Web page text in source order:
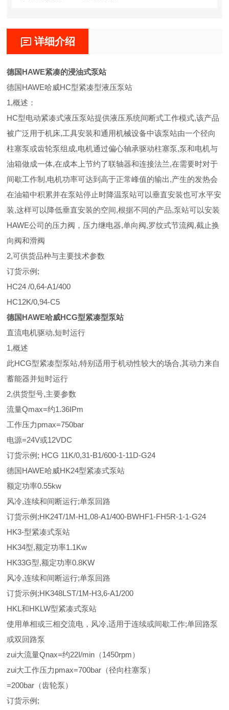
详细介绍
德国HAWE紧凑的浸油式泵站
德国HAWE哈威HC型紧凑型液压泵站
1,概述：
HC型电动紧凑式液压泵站提供液压系统间断式工作模式,该产品
被广泛用于机床,工具安装和通用机械设备中该泵站由一个径向
柱塞泵或齿轮泵组成,电机通过偏心轴承驱动柱塞泵,泵和电机与
油箱做成一体,在成本上节约了联轴器和连接法兰,在需要时对于
间歇工作制,电机功率可达到高于正常峰值的输出,产生的发热会
在油箱中积累并在泵站停止时降温泵站可以垂直安装也可水平安
装,这样可以降低垂直安装的空间,根据不同的产品,泵站可以安装
HAWE公司的压力阀，压力继电器,单向阀,罗纹式节流阀,截止换
向阀和滑阀
2,可供货品种与主要技术参数
订货示例;
HC24 /0,64-A1/400
HC12K/0,94-C5
德国HAWE哈威HCG型紧凑型泵站
直流电机驱动,短时运行
1,概述
此HCG型紧凑型泵站,特别适用于机动性较大的场合,其动力来自
蓄能器并短时运行
2,供货型号,主要参数
流量Qmax=约1.36IPm
工作压力pmax=750bar
电源=24V或12VDC
订货示例; HCG 11K/0,31-B1/600-1-11D-G24
德国HAWE哈威HK24型紧凑式泵站
额定功率0.55kw
风冷,连续和间断运行;单泵回路
订货示例;HK24T/1M-H1,08-A1/400-BWHF1-FH5R-1-1-G24
HK3-型紧凑式泵站
HK34型,额定功率1.1Kw
HK33G型,额定功率0.8KW
风冷,连续和间断运行;单泵回路
订货示例;HK348LST/1M-H3,6-A1/200
HKL和HKLW型紧凑式泵站
使用单相或三相交流电，风冷,适用于连续或间歇工作;单回路泵
或双回路泵
zui大流量Qnax=约22I/min（1450rpm）
zui大工作压力pmax=700bar（径向柱塞泵）
=200bar（齿轮泵）
订货示例;